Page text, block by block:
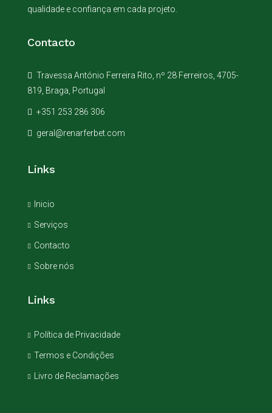
qualidade e confiança em cada projeto.
Contacto
Travessa António Ferreira Rito, nº 28 Ferreiros, 4705-
819, Braga, Portugal
+351 253 286 306
geral@renarferbet.com
Links
Inicio
Serviços
Contacto
Sobre nós
Links
Política de Privacidade
Termos e Condições
Livro de Reclamações